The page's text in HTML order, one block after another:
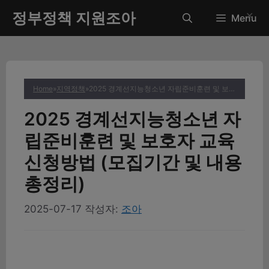
츠
정부정책 지원조아 Menu
Home»지역정책 » 2025 경계선지능청소년 자립준비훈련 및 보호자 교육 신청방법 (모집기간 및 내용 총정리)
2025 경계선지능청소년 자
립준비훈련 및 보호자 교육
신청방법 (모집기간 및 내용
총정리)
2025-07-17 작성자: 조아
✕